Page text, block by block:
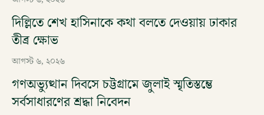
দিল্লিতে শেখ হাসিনাকে কথা বলতে দেওয়ায় ঢাকার
তীব্র ক্ষোভ
আগস্ট ৬, ২০২৬
গণঅভ্যুত্থান দিবসে চট্টগ্রামে জুলাই স্মৃতিস্তম্ভে
সর্বসাধারণের শ্রদ্ধা নিবেদন